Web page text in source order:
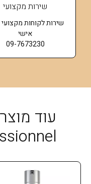
שירות מקצועי
שירות לקוחות מקצועי
אישי
09-7673230
עוד